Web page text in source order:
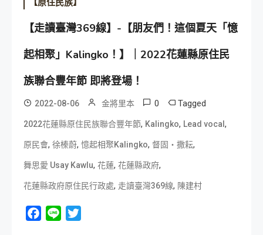
【走讀臺灣369線】-【朋友們！這個夏天「憶
起相聚」Kalingko！】｜2022花蓮縣原住民
族聯合豐年節 即將登場！
2022-08-06 金將里本 0 Tagged
2022花蓮縣原住民族聯合豐年節, Kalingko, Lead vocal,
原民會, 徐榛蔚, 憶起相聚Kalingko, 督固・撒耘,
舞思愛 Usay Kawlu, 花蓮, 花蓮縣政府,
花蓮縣政府原住民行政處, 走讀臺灣369線, 陳建村
Facebook
Line